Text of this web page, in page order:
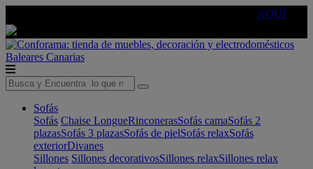
AQUÍ
Baleares Canarias
Sofás
Sofás Chaise LongueRinconerasSofás camaSofás 2
plazasSofás 3 plazasSofás de pielSofás relaxSofás
exteriorDivanes
Sillones Sillones decorativosSillones relaxSillones relax